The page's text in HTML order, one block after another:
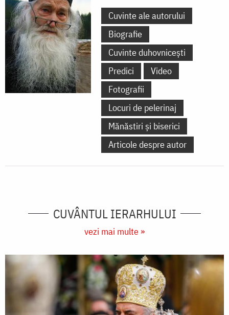
Cuvinte ale autorului
Biografie
Cuvinte duhovnicești
Predici
Video
Fotografii
Locuri de pelerinaj
Mănăstiri și biserici
Articole despre autor
CUVÂNTUL IERARHULUI
vezi mai multe »